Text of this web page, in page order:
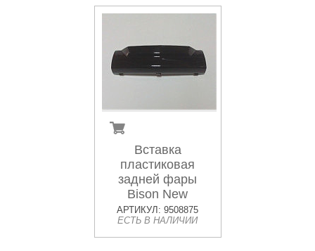
Вставка
пластиковая
задней фары
Bison New
АРТИКУЛ: 9508875
ЕСТЬ В НАЛИЧИИ